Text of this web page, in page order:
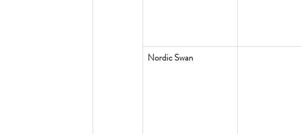
Nordic Swan